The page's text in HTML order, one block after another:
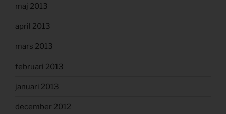
maj 2013
april 2013
mars 2013
februari 2013
januari 2013
december 2012